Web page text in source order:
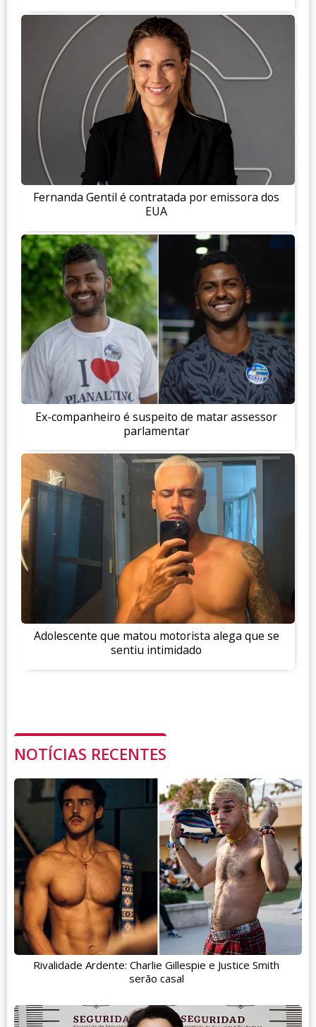
Fernanda Gentil é contratada por emissora dos
EUA
Ex-companheiro é suspeito de matar assessor
parlamentar
Adolescente que matou motorista alega que se
sentiu intimidado
NOTÍCIAS RECENTES
Rivalidade Ardente: Charlie Gillespie e Justice Smith
serão casal